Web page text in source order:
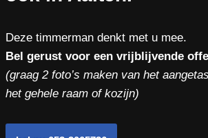
Deze timmerman denkt met u mee.
Bel gerust voor een vrijblijvende
(graag 2 foto’s maken van het
het gehele raam of kozijn)